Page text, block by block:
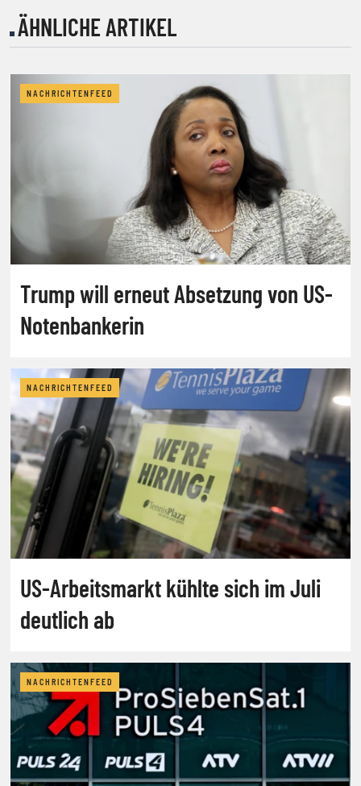
ÄHNLICHE ARTIKEL
NACHRICHTENFEED
Trump will erneut Absetzung von US-
Notenbankerin
NACHRICHTENFEED
US-Arbeitsmarkt kühlte sich im Juli
deutlich ab
NACHRICHTENFEED